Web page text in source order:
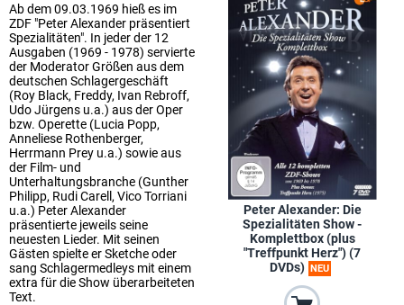
Peter Alexander: Die
Spezialitäten Show -
Komplettbox (plus
"Treffpunkt Herz") (7
DVDs) NEU
Ab dem 09.03.1969 hieß es im
ZDF "Peter Alexander präsentiert
Spezialitäten". In jeder der 12
Ausgaben (1969 - 1978) servierte
der Moderator Größen aus dem
deutschen Schlagergeschäft
(Roy Black, Freddy, Ivan Rebroff,
Udo Jürgens u.a.) aus der Oper
bzw. Operette (Lucia Popp,
Anneliese Rothenberger,
Herrmann Prey u.a.) sowie aus
der Film- und
Unterhaltungsbranche (Gunther
Philipp, Rudi Carell, Vico Torriani
u.a.) Peter Alexander
präsentierte jeweils seine
neuesten Lieder. Mit seinen
Gästen spielte er Sketche oder
sang Schlagermedleys mit einem
extra für die Show überarbeiteten
Text.